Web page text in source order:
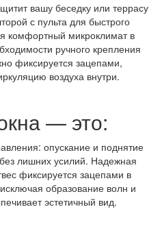
вашу беседку или террасу
с пульта для быстрого
комфортный микроклимат в
ручного крепления
фиксируется зацепами,
воздуха внутри.
— это:
опускание и поднятие
лишних усилий. Надежная
фиксируется зацепами в
образование волн и
эстетичный вид.